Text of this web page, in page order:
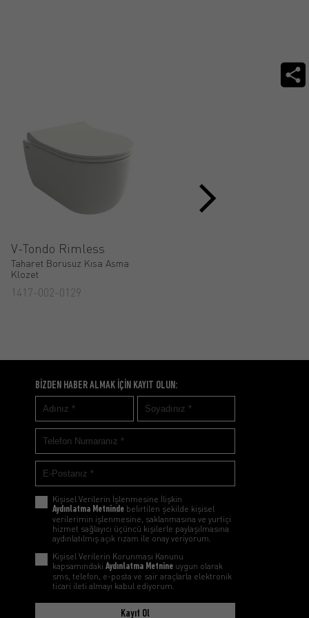
V-Tondo Rimless
Taharet Borusuz Kısa Asma
Klozet
1417-002-0129
BİZDEN HABER ALMAK İÇİN KAYIT OLUN:
Kişisel Verilerin İşlenmesine İlişkin
Aydınlatma Metninde belirtilen şekilde kişisel
verilerimin işlenmesine, saklanmasına ve yurtiçi
hizmet sağlayıcı üçüncü kişilerle paylaşılmasına
aydınlatılmış açık rızam ile onay veriyorum.
Kişisel Verilerin Korunması Kanunu
kapsamındaki Aydınlatma Metnine uygun olarak
sms, telefon, e-posta ve sair araçlarla elektronik
ticari ileti almayı kabul ediyorum.
Kayıt Ol